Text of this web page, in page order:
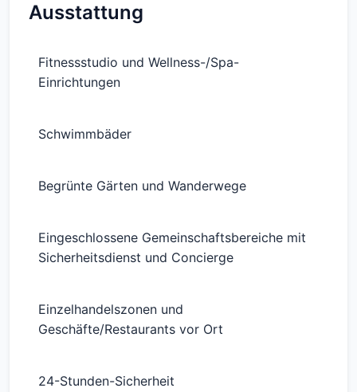
Ausstattung
Fitnessstudio und Wellness-/Spa-
Einrichtungen
Schwimmbäder
Begrünte Gärten und Wanderwege
Eingeschlossene Gemeinschaftsbereiche mit
Sicherheitsdienst und Concierge
Einzelhandelszonen und
Geschäfte/Restaurants vor Ort
24-Stunden-Sicherheit